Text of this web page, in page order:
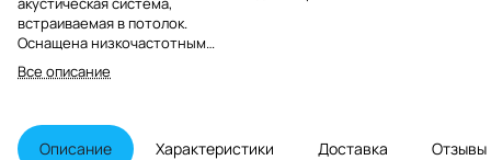
встраиваемая в потолок.
Оснащена низкочастотным
динамиком диаметром 165 мм и
поворотным твитером
мощность - 60 Вт. В комплекте –
квадратный гриль.
Все описание
Описание Характеристики Доставка Отзывы